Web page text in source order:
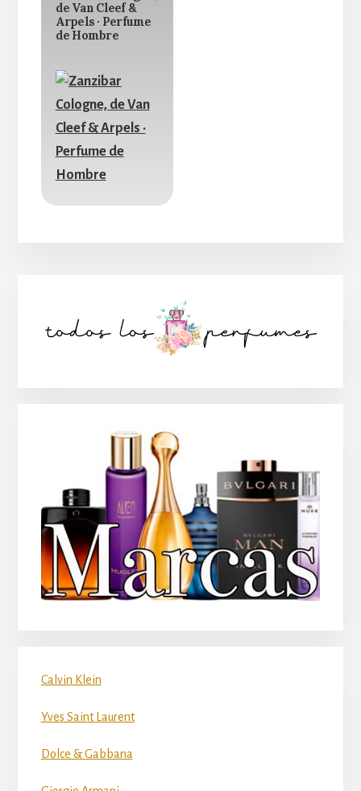
de Van Cleef &
Arpels · Perfume
de Hombre
lateral
Calvin Klein
Yves Saint Laurent
Dolce & Gabbana